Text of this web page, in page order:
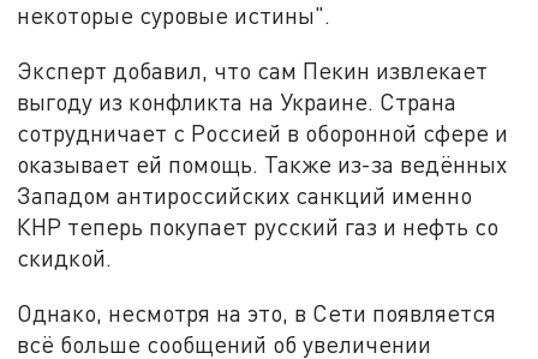
некоторые суровые истины".
Эксперт добавил, что сам Пекин извлекает
выгоду из конфликта на Украине. Страна
сотрудничает с Россией в оборонной сфере и
оказывает ей помощь. Также из-за ведённых
Западом антироссийских санкций именно
КНР теперь покупает русский газ и нефть со
скидкой.
Однако, несмотря на это, в Сети появляется
всё больше сообщений об увеличении